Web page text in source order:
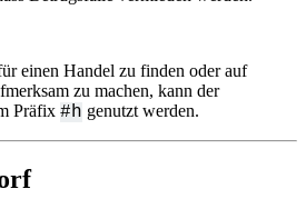
einen Handel zu finden oder auf
zu machen, kann der
Präfix #h genutzt werden.